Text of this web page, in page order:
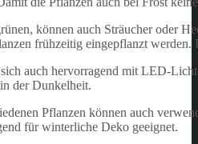
können auch Sträucher oder
frühzeitig eingepflanzt
auch hervorragend mit LED-
der Dunkelheit.
Pflanzen können auch
für winterliche Deko geeignet.